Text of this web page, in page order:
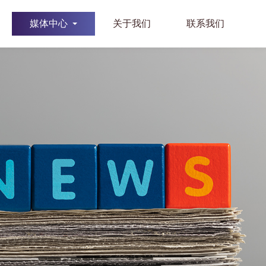
媒体中心 关于我们 联系我们